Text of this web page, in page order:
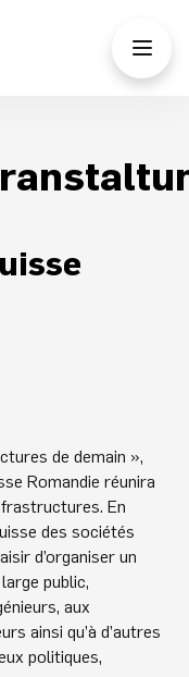
de demain »,
Romandie réunira
En
des sociétés
d’organiser un
public,
aux
ainsi qu’à d’autres
politiques,